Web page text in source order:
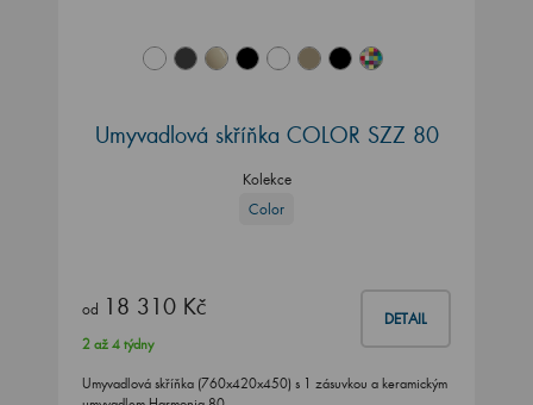
Umyvadlová skříňka COLOR SZZ 80
Kolekce
Color
od 18 310 Kč DETAIL
2 až 4 týdny
Umyvadlová skříňka (760x420x450) s 1 zásuvkou a keramickým